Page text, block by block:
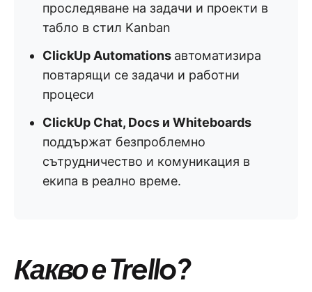
проследяване на задачи и проекти в
табло в стил Kanban
ClickUp Automations автоматизира
повтарящи се задачи и работни
процеси
ClickUp Chat, Docs и Whiteboards
поддържат безпроблемно
сътрудничество и комуникация в
екипа в реално време.
Какво е Trello?